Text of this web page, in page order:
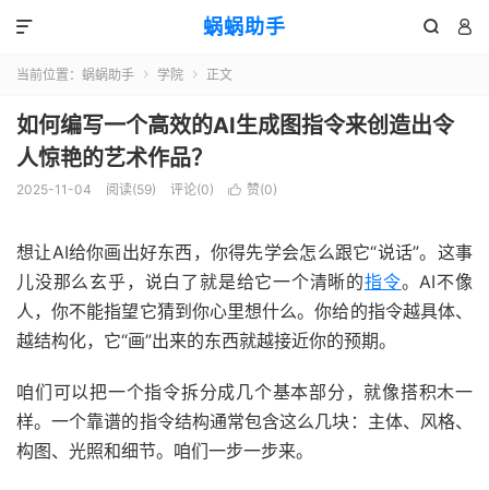
蜗蜗助手  

当前位置： 蜗蜗助手  学院  正文
如何编写一个高效的AI生成图指令来创造出令
人惊艳的艺术作品？
2025-11-04 阅读(59) 评论(0)  赞(0)
想让AI给你画出好东西，你得先学会怎么跟它“说话”。这事
儿没那么玄乎，说白了就是给它一个清晰的指令。AI不像
人，你不能指望它猜到你心里想什么。你给的指令越具体、
越结构化，它“画”出来的东西就越接近你的预期。
咱们可以把一个指令拆分成几个基本部分，就像搭积木一
样。一个靠谱的指令结构通常包含这么几块：主体、风格、
构图、光照和细节。咱们一步一步来。